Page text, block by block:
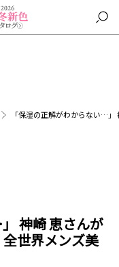
「保湿の正解がわからない…
神崎 恵さんが
世界メンズ美